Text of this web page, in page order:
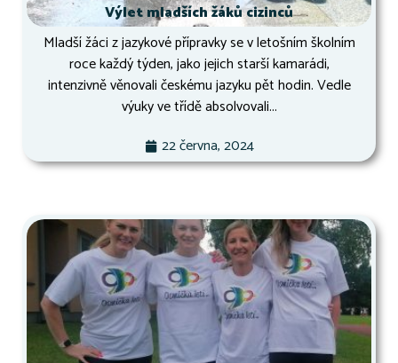
Výlet mladších žáků cizinců
Mladší žáci z jazykové přípravky se v letošním školním
roce každý týden, jako jejich starší kamarádi,
intenzivně věnovali českému jazyku pět hodin. Vedle
výuky ve třídě absolvovali...
22 června, 2024